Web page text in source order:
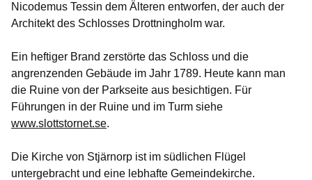
Nicodemus Tessin dem Älteren entworfen, der auch der
Architekt des Schlosses Drottningholm war.
Ein heftiger Brand zerstörte das Schloss und die
angrenzenden Gebäude im Jahr 1789. Heute kann man
die Ruine von der Parkseite aus besichtigen. Für
Führungen in der Ruine und im Turm siehe
www.slottstornet.se.
Die Kirche von Stjärnorp ist im südlichen Flügel
untergebracht und eine lebhafte Gemeindekirche.